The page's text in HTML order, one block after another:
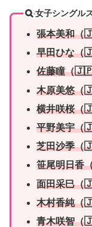
女子シングル
張本美和（
早田ひな（
佐藤瞳（
木原美悠（
横井咲桜（
平野美宇（
芝田沙季（
笹尾明日香
面田采巳（
木村香純（
青木咲智（